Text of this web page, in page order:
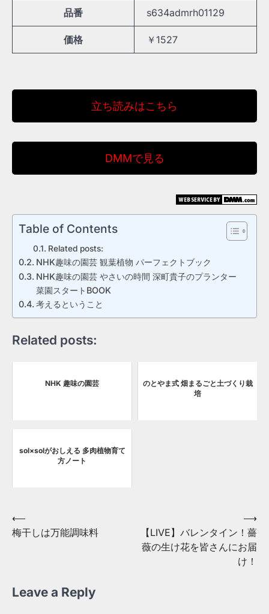
品番 s634admrh01129
価格 ￥1527
立ち読みはこちら
DMMで見る
Table of Contents
Related posts:
NHK趣味の園芸 観葉植物 パーフェクトブック
NHK趣味の園芸 やさいの時間 深町貴子のプランター
菜園スタートBOOK
考えるということ
Related posts:
NHK 趣味の園芸
のとやま式 畑まるごと土づくり栽
培
sol×solがおしえる 多肉植物育て
方ノート
Post
navigation
⟵
梅干しは万能調味料
【LIVE】バレンタイン！薔
薇の生け花を皆さんにお届
け！
⟶
Leave a Reply